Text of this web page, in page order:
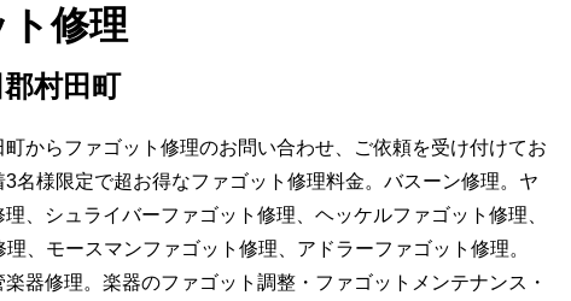
修理
村田町
からファゴット修理のお問い合わせ、ご依頼を受け付けてお
3名様限定で超お得なファゴット修理料金。バスーン修理。ヤ
、シュライバーファゴット修理、ヘッケルファゴット修理、
、モースマンファゴット修理、アドラーファゴット修理。
器修理。楽器のファゴット調整・ファゴットメンテナンス・